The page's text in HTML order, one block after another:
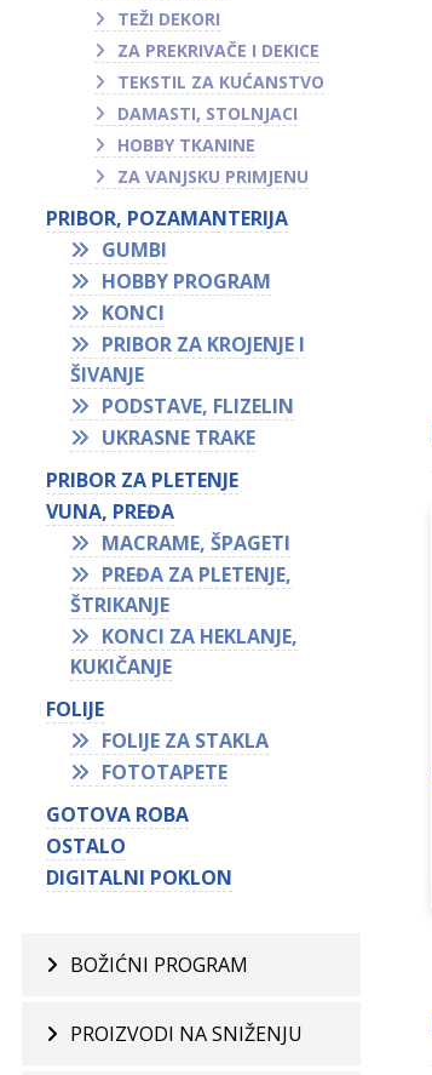
TEŽI DEKORI
ZA PREKRIVAČE I DEKICE
TEKSTIL ZA KUĆANSTVO
DAMASTI, STOLNJACI
HOBBY TKANINE
ZA VANJSKU PRIMJENU
PRIBOR, POZAMANTERIJA
GUMBI
HOBBY PROGRAM
KONCI
PRIBOR ZA KROJENJE I
ŠIVANJE
PODSTAVE, FLIZELIN
UKRASNE TRAKE
PRIBOR ZA PLETENJE
VUNA, PREĐA
MACRAME, ŠPAGETI
PREĐA ZA PLETENJE,
ŠTRIKANJE
KONCI ZA HEKLANJE,
KUKIČANJE
FOLIJE
FOLIJE ZA STAKLA
FOTOTAPETE
GOTOVA ROBA
OSTALO
DIGITALNI POKLON
BOŽIĆNI PROGRAM
PROIZVODI NA SNIŽENJU